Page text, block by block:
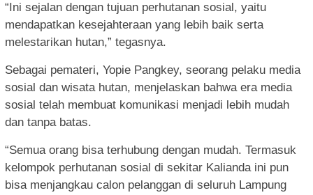
“Ini sejalan dengan tujuan perhutanan sosial, yaitu
mendapatkan kesejahteraan yang lebih baik serta
melestarikan hutan,” tegasnya.
Sebagai pemateri, Yopie Pangkey, seorang pelaku media
sosial dan wisata hutan, menjelaskan bahwa era media
sosial telah membuat komunikasi menjadi lebih mudah
dan tanpa batas.
“Semua orang bisa terhubung dengan mudah. Termasuk
kelompok perhutanan sosial di sekitar Kalianda ini pun
bisa menjangkau calon pelanggan di seluruh Lampung